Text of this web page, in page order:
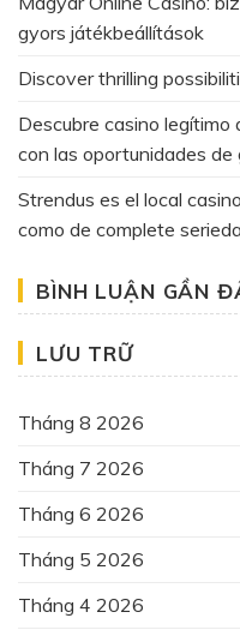
gyors játékbeállítások
Discover thrilling
Descubre casino legítimo
con las oportunidades de
Strendus es el local
como de complete
BÌNH LUẬN GẦN
LƯU TRỮ
Tháng 8 2026
Tháng 7 2026
Tháng 6 2026
Tháng 5 2026
Tháng 4 2026